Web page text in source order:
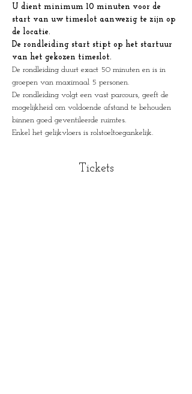
U dient minimum 10 minuten voor de
start van uw timeslot aanwezig te zijn op
de locatie.
De rondleiding start stipt op het startuur
van het gekozen timeslot.
De rondleiding duurt exact 50 minuten en is in
groepen van maximaal 5 personen.
De rondleiding volgt een vast parcours, geeft de
mogelijkheid om voldoende afstand te behouden
binnen goed geventileerde ruimtes.
Enkel het gelijkvloers is rolstoeltoegankelijk.
Tickets